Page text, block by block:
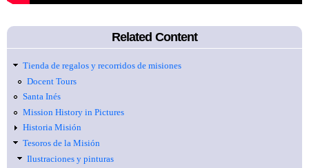
Related Content
Tienda de regalos y recorridos de misiones
Docent Tours
Santa Inés
Mission History in Pictures
Historia Misión
Tesoros de la Misión
Ilustraciones y pinturas